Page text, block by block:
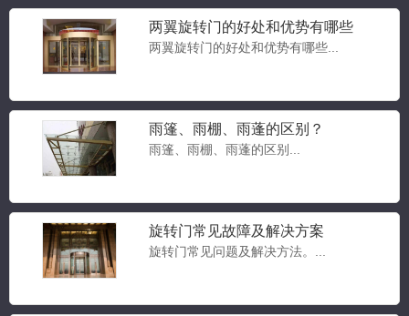
两翼旋转门的好处和优势有哪些
两翼旋转门的好处和优势有哪些...
雨篷、雨棚、雨蓬的区别？
雨篷、雨棚、雨蓬的区别...
旋转门常见故障及解决方案
旋转门常见问题及解决方法。...
豪华两翼自动旋转门
两翼旋转门...